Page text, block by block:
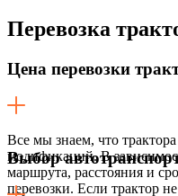
Перевозка
Цена перевозки
Все мы знаем, что
модификаций. В
маршрута, расстояния и
перевозки. Если трактор
Выбор